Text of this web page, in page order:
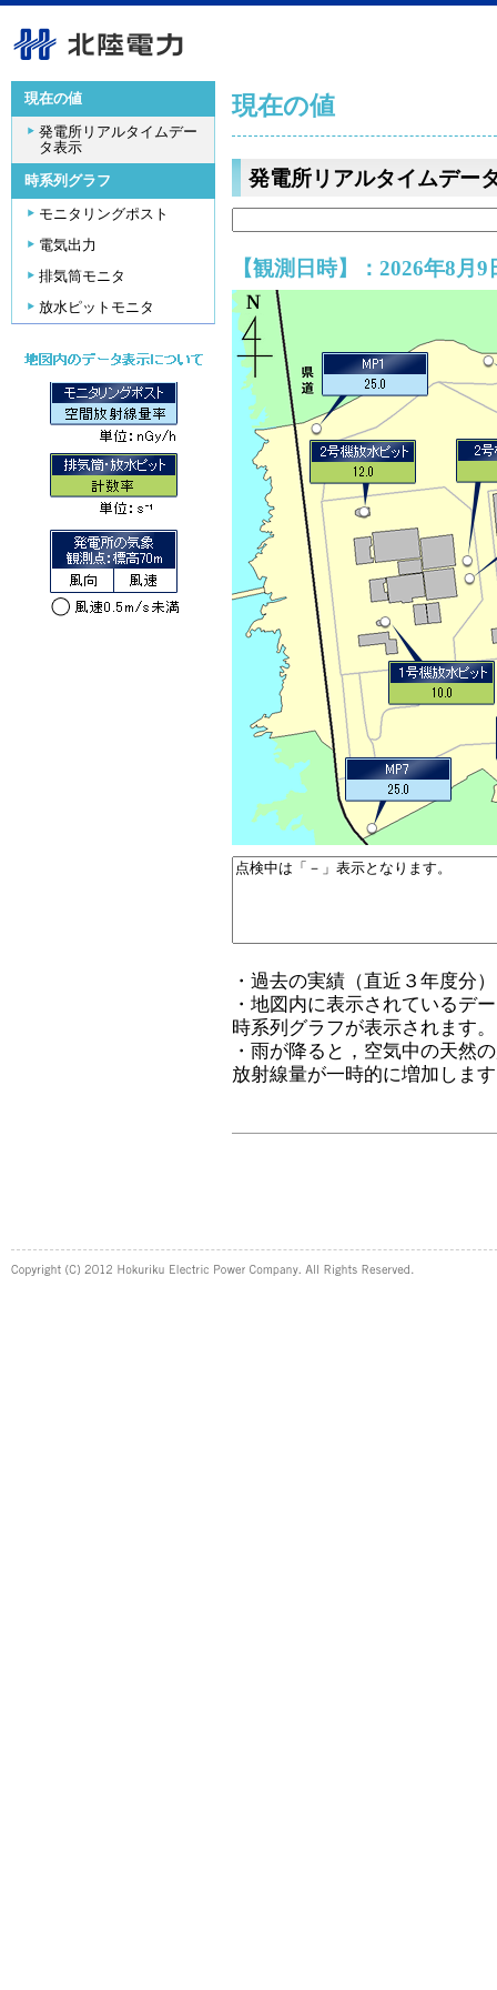
現在の値
発電所リアルタイムデー
タ表示
時系列グラフ
モニタリングポスト
電気出力
排気筒モニタ
放水ピットモニタ
現在の値
発電所リアルタイムデー
【観測日時】：2026年8月
・過去の実績（直近３年度分
・地図内に表示されているデ
時系列グラフが表示されます。
・雨が降ると，空気中の天然
放射線量が一時的に増加しま